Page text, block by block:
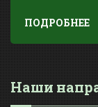
ПОДРОБНЕЕ
Наши